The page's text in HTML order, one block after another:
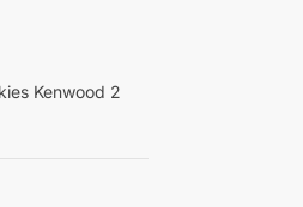
Kenwood 2